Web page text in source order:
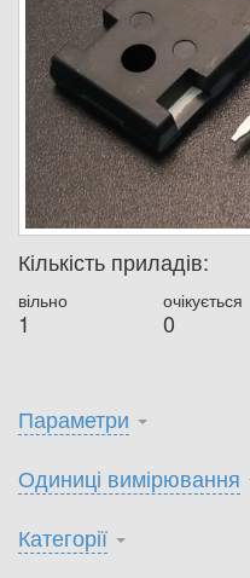
Кількість приладів:
вільно
1
очікується
0
Параметри
Одиниці вимірювання
Категорії